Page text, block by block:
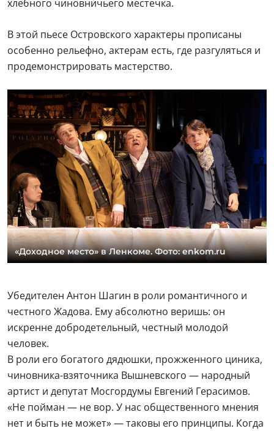
хлебного чиновничьего местечка.
В этой пьесе Островского характеры прописаны
особенно рельефно, актерам есть, где разгуляться и
продемонстрировать мастерство.
«Доходное место» в Ленкоме. Фото: enkom.ru
Убедителен Антон Шагин в роли романтичного и
честного Жадова. Ему абсолютно веришь: он
искренне добродетельный, честный молодой
человек.
В роли его богатого дядюшки, прожженного циника,
чиновника-взяточника Вышневского — народный
артист и депутат Мосгордумы Евгений Герасимов.
«Не пойман — не вор. У нас общественного мнения
нет и быть не может» — таковы его принципы. Когда